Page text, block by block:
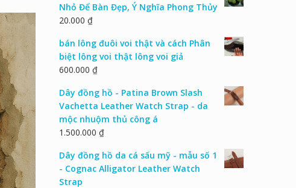
Nhỏ Để Bàn Đẹp, Ý Nghĩa Phong Thủy
20.000 ₫
bán lông đuôi voi thật và cách Phân
biệt lông voi thật lông voi giả
600.000 ₫
Dây đồng hồ - Patina Brown Slash
Vachetta Leather Watch Strap - da
mộc nhuộm thủ công á
1.500.000 ₫
Dây đồng hồ da cá sấu mỹ - mẫu số 1
- Cognac Alligator Leather Watch
Strap